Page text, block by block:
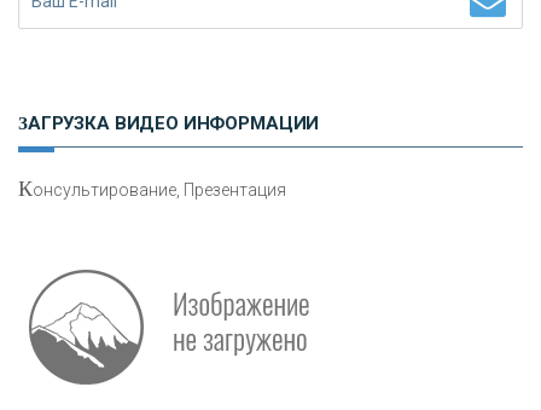
«ПРОМРЕГИОНБАНК»
ОНАС
ЗАГРУЗКА ВИДЕО ИНФОРМАЦИИ
Консультирование, Презентация